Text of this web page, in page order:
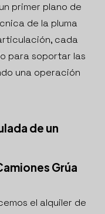
primer plano de
de la pluma
cada
para soportar las
una operación
Grúa
el alquiler de